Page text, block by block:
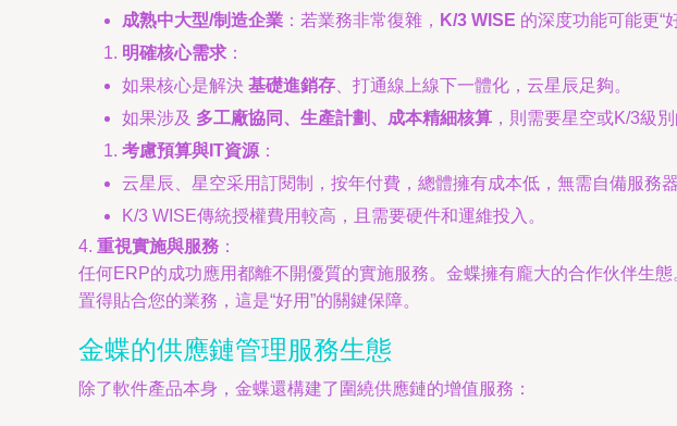
成熟中大型/制造企業 ：若業務非常復雜， K/3 WISE 的深度功能可能更“
明確核心需求 ：
如果核心是解決 基礎進銷存 、打通線上線下一體化，云星辰足夠。
如果涉及 多工廠協同、生產計劃、成本精細核算 ，則需要星空或K/3級別
考慮預算與IT資源 ：
云星辰、星空采用訂閱制，按年付費，總體擁有成本低，無需自備服務器
K/3 WISE傳統授權費用較高，且需要硬件和運維投入。
4. 重視實施與服務 ：
任何ERP的成功應用都離不開優質的實施服務。金蝶擁有龐大的合作伙伴生
置得貼合您的業務，這是“好用”的關鍵保障。
金蝶的供應鏈管理服務生態
除了軟件產品本身，金蝶還構建了圍繞供應鏈的增值服務：